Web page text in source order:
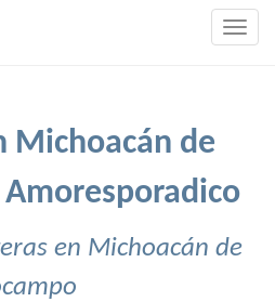
Michoacán de
en Michoacán de